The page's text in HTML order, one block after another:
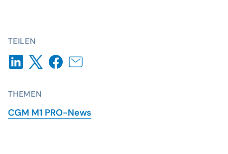
TEILEN
THEMEN
CGM M1 PRO-News